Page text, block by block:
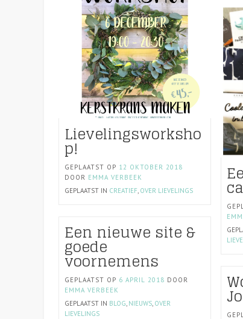
Lievelingsworksho
p!
GEPLAATST OP 12 OKTOBER 2018
DOOR EMMA VERBEEK
GEPLAATST IN CREATIEF OVER LIEVELINGS
Een nieuwe site &
goede
voornemens
GEPLAATST OP 6 APRIL 2018 DOOR
EMMA VERBEEK
GEPLAATST IN BLOG NIEUWS OVER
LIEVELINGS